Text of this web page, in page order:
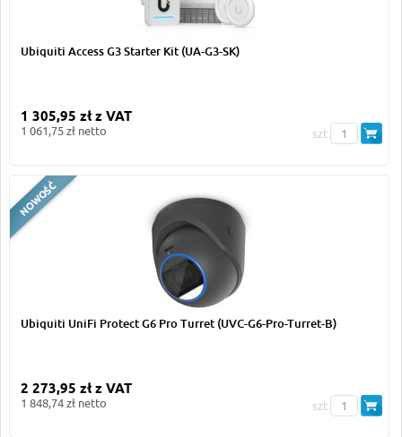
Ubiquiti Access G3 Starter Kit (UA-G3-SK)
1 305,95 zł z VAT
1 061,75 zł netto szt
Ubiquiti UniFi Protect G6 Pro Turret (UVC-G6-Pro-Turret-B)
2 273,95 zł z VAT
1 848,74 zł netto szt